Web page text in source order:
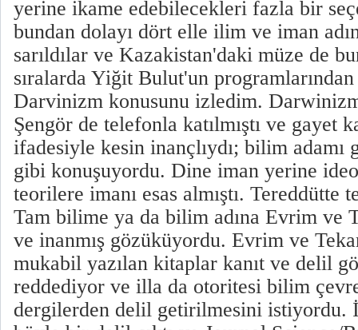
yerine ikame edebilecekleri fazla bir
bundan dolayı dört elle ilim ve iman
sarıldılar ve Kazakistan'daki müze de
sıralarda Yiğit Bulut'un
Darvinizm konusunu izledim. Darwinizm
Şengör de telefonla katılmıştı ve gayet
ifadesiyle kesin inançlıydı; bilim adamı
gibi konuşuyordu. Dine iman yerine
teorilere imanı esas almıştı. Tereddütte
Tam bilime ya da bilim adına Evrim ve
ve inanmış gözüküyordu. Evrim ve
mukabil yazılan kitaplar kanıt ve delil
reddediyor ve illa da otoritesi bilim
dergilerden delil getirilmesini istiyordu.